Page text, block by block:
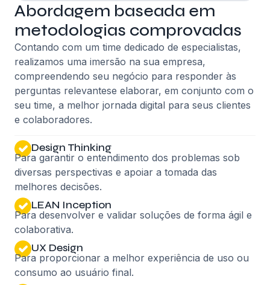
Abordagem baseada em
metodologias comprovadas
Contando com um time dedicado de especialistas,
realizamos uma imersão na sua empresa,
compreendendo seu negócio para responder às
perguntas relevantese elaborar, em conjunto com o
seu time, a melhor jornada digital para seus clientes
e colaboradores.
Design Thinking
Para garantir o entendimento dos problemas sob
diversas perspectivas e apoiar a tomada das
melhores decisões.
LEAN Inception
Para desenvolver e validar soluções de forma ágil e
colaborativa.
UX Design
‍Para proporcionar a melhor experiência de uso ou
consumo ao usuário final.